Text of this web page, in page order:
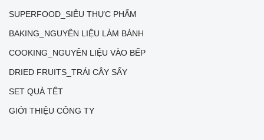
SUPERFOOD_SIÊU THỰC PHẨM
BAKING_NGUYÊN LIỆU LÀM BÁNH
COOKING_NGUYÊN LIỆU VÀO BẾP
DRIED FRUITS_TRÁI CÂY SẤY
SET QUÀ TẾT
GIỚI THIỆU CÔNG TY